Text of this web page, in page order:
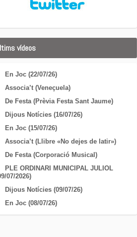
vídeos
En Joc (22/07/26)
Associa’t (Veneçuela)
De Festa (Prèvia Festa Sant Jaume)
Dijous Notícies (16/07/26)
En Joc (15/07/26)
Associa’t (Llibre «No dejes de latir»)
De Festa (Corporació Musical)
PLE ORDINARI MUNICIPAL JULIOL
07/2026)
Dijous Notícies (09/07/26)
En Joc (08/07/26)